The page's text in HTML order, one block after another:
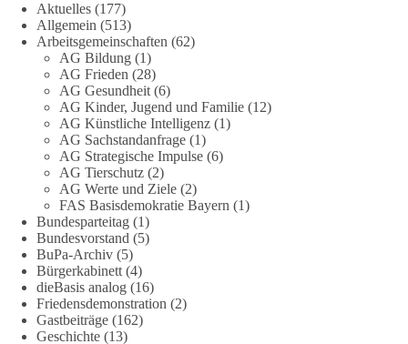
hinausreichen und grundlegende Fragen zum Menschenbild,
zum Rechtsstaat und zur Demokratie aufwerfen. [...]
👉 Hier weiterlesen: https://diebasis-
partei.de/2026/07/grundrechte-der-natur-ein-angriff-auf-das-
grundgesetz/
🟩🟩🟦🟦🟥🟥🟧🟧
Es ging weniger um fertige Antworten als um eine Debatte
darüber, wie Freiheit, Verantwortung, Naturschutz und
Grundrechte in einer demokratischen Gesellschaft künftig
miteinander in Einklang gebracht werden können.
#dieBasis #natur #grundrechte
Aktuelles (177)
Allgemein (513)
Arbeitsgemeinschaften (62)
AG Bildung (1)
AG Frieden (28)
AG Gesundheit (6)
AG Kinder, Jugend und Familie (12)
AG Künstliche Intelligenz (1)
AG Sachstandanfrage (1)
AG Strategische Impulse (6)
AG Tierschutz (2)
AG Werte und Ziele (2)
FAS Basisdemokratie Bayern (1)
Bundesparteitag (1)
Bundesvorstand (5)
BuPa-Archiv (5)
Bürgerkabinett (4)
dieBasis analog (16)
Friedensdemonstration (2)
Gastbeiträge (162)
Geschichte (13)